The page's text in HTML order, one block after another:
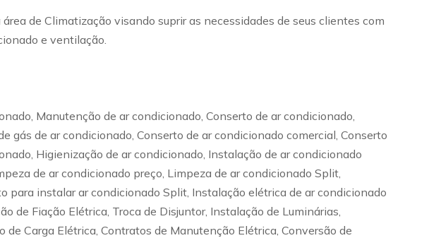
de Climatização visando suprir as necessidades de seus clientes com
e ventilação.
Manutenção de ar condicionado, Conserto de ar condicionado,
de ar condicionado, Conserto de ar condicionado comercial, Conserto
Higienização de ar condicionado, Instalação de ar condicionado
de ar condicionado preço, Limpeza de ar condicionado Split,
instalar ar condicionado Split, Instalação elétrica de ar condicionado
de Fiação Elétrica, Troca de Disjuntor, Instalação de Luminárias,
Carga Elétrica, Contratos de Manutenção Elétrica, Conversão de